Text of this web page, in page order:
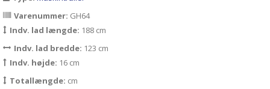
Varenummer: GH64
Indv. lad længde: 188 cm
Indv. lad bredde: 123 cm
Indv. højde: 16 cm
Totallængde: cm